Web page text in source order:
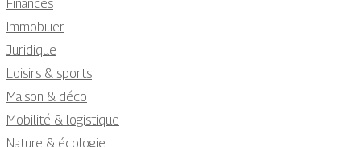
Finances
Immobilier
Juridique
Loisirs & sports
Maison & déco
Mobilité & logistique
Nature & écologie